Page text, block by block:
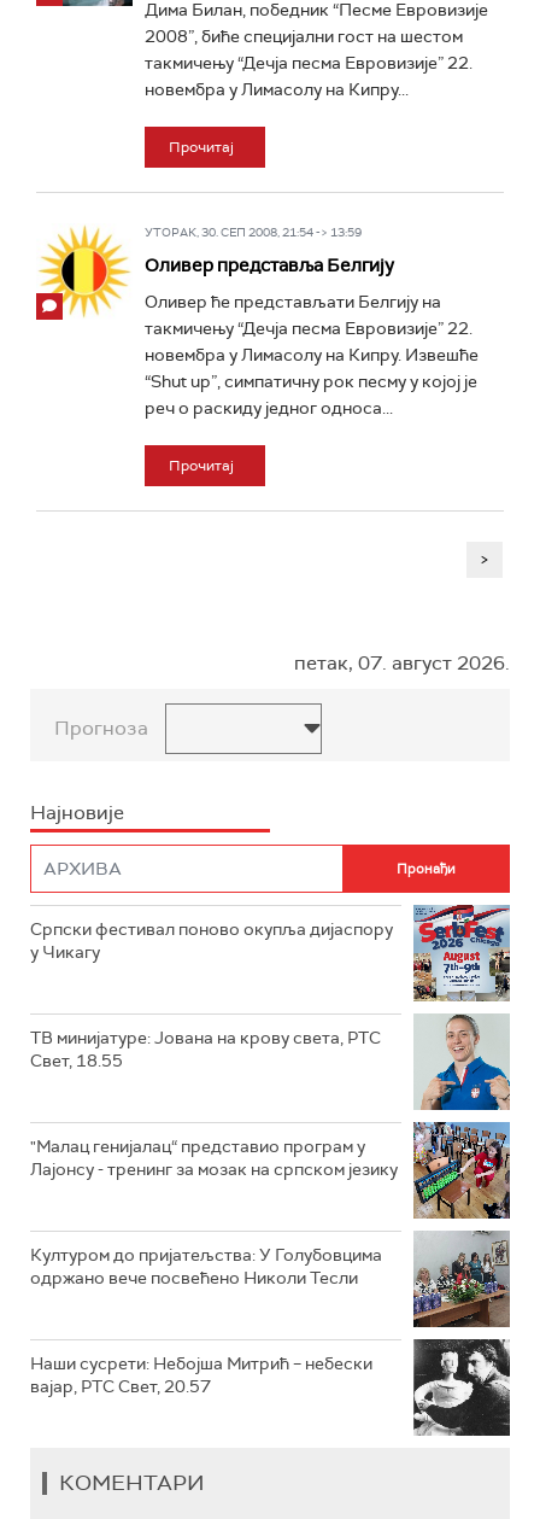
Дима Билан, победник “Песме Евровизије
2008”, биће специјални гост на шестом
такмичењу “Дечја песма Евровизије” 22.
новембра у Лимасолу на Кипру...
Прочитај
УТОРАК, 30. СЕП 2008, 21:54 -> 13:59
Оливер представља Белгију
Оливер ће представљати Белгију на
такмичењу “Дечја песма Евровизије” 22.
новембра у Лимасолу на Кипру. Извешће
“Shut up”, симпатичну рок песму у којој је
реч о раскиду једног односа...
Прочитај
>
петак, 07. август 2026.
Прогноза
Најновије
Српски фестивал поново окупља дијаспору
у Чикагу
ТВ минијатуре: Јована на крову света, РТС
Свет, 18.55
"Малац генијалац“ представио програм у
Лајонсу - тренинг за мозак на српском језику
Културом до пријатељства: У Голубовцима
одржано вече посвећено Николи Тесли
Наши сусрети: Небојша Митрић – небески
вајар, РТС Свет, 20.57
КОМЕНТАРИ